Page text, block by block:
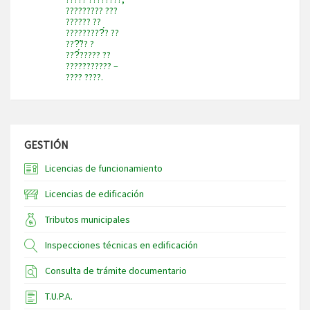
????????? ???
?????? ??
?????????́? ??
???̃?? ?
???́????? ??
??????????? –
???? ????.
GESTIÓN
Licencias de funcionamiento
Licencias de edificación
Tributos municipales
Inspecciones técnicas en edificación
Consulta de trámite documentario
T.U.P.A.